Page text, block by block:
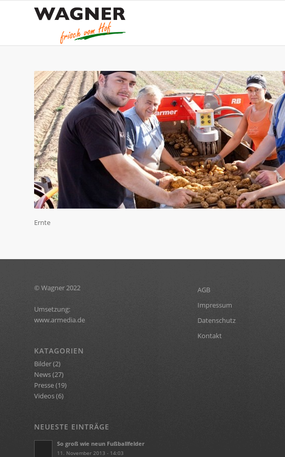
Ernte
© Wagner 2022
Umsetzung:
www.armedia.de
KATAGORIEN
Bilder(2)
News(27)
Presse(19)
Videos(6)
NEUESTE EINTRÄGE
So groß wie neun Fußballfelder
11. November 2013 - 14:03
AGB
Impressum
Datenschutz
Kontakt